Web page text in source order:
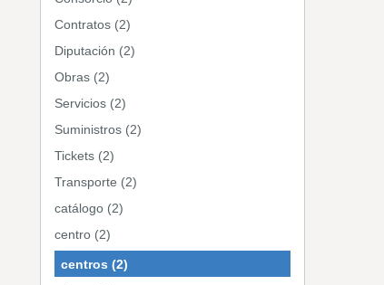
Contratos (2)
Diputación (2)
Obras (2)
Servicios (2)
Suministros (2)
Tickets (2)
Transporte (2)
catálogo (2)
centro (2)
centros (2)